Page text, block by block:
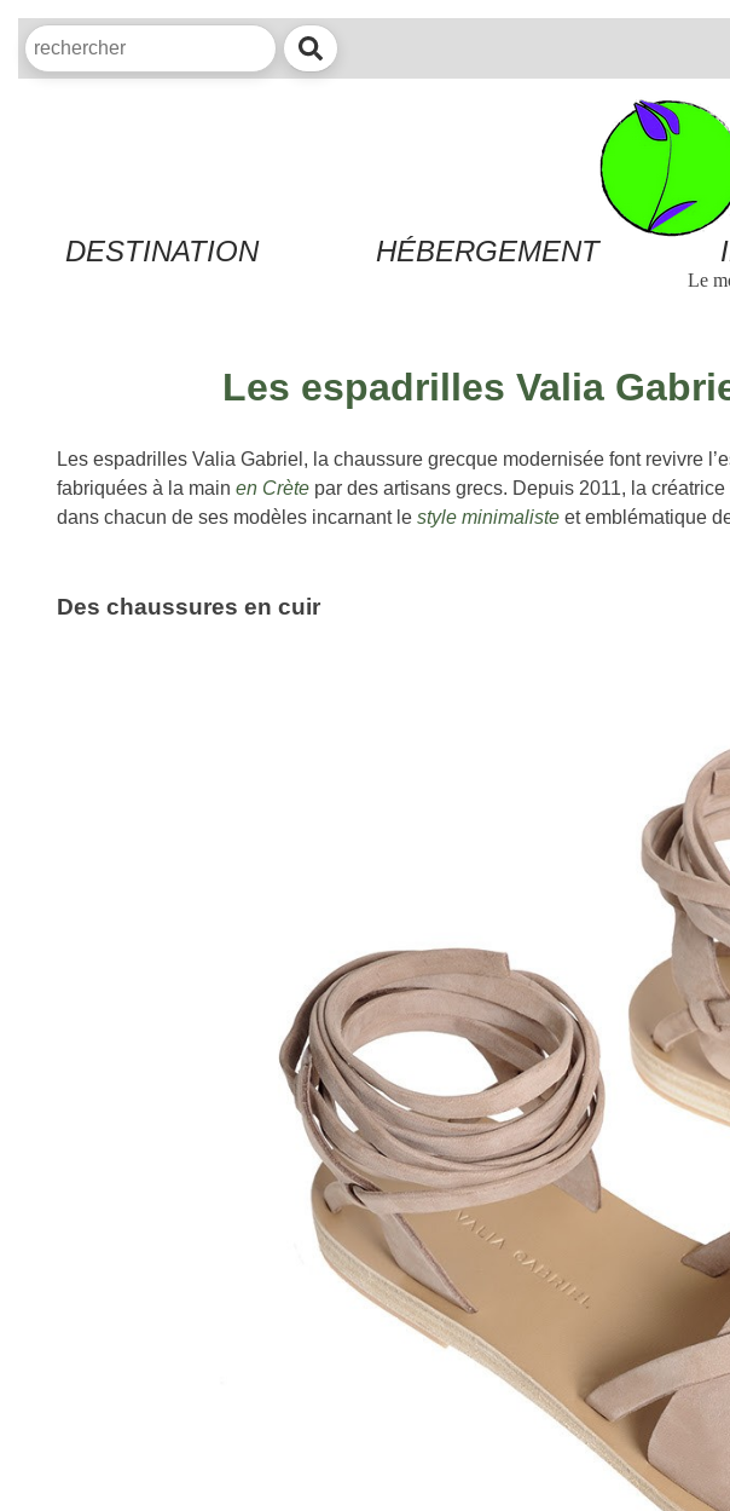
Le
Les espadrilles Valia
Les espadrilles Valia Gabriel, la chaussure grecque modernisée font revivre
fabriquées à la main en Crète par des artisans grecs. Depuis 2011, la
dans chacun de ses modèles incarnant le style minimaliste et emblématique
Des chaussures en cuir
DESTINATION HÉBERGEMENT